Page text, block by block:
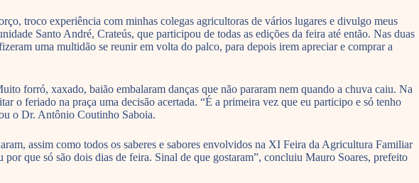
troco experiência com minhas colegas agricultoras de vários lugares e divulgo meus
Santo André, Crateús, que participou de todas as edições da feira até então. Nas duas
uma multidão se reunir em volta do palco, para depois irem apreciar e comprar a
forró, xaxado, baião embalaram danças que não pararam nem quando a chuva caiu. Na
o feriado na praça uma decisão acertada. “É a primeira vez que eu participo e só tenho
o Dr. Antônio Coutinho Saboia.
assim como todos os saberes e sabores envolvidos na XI Feira da Agricultura Familiar
que só são dois dias de feira. Sinal de que gostaram”, concluiu Mauro Soares, prefeito